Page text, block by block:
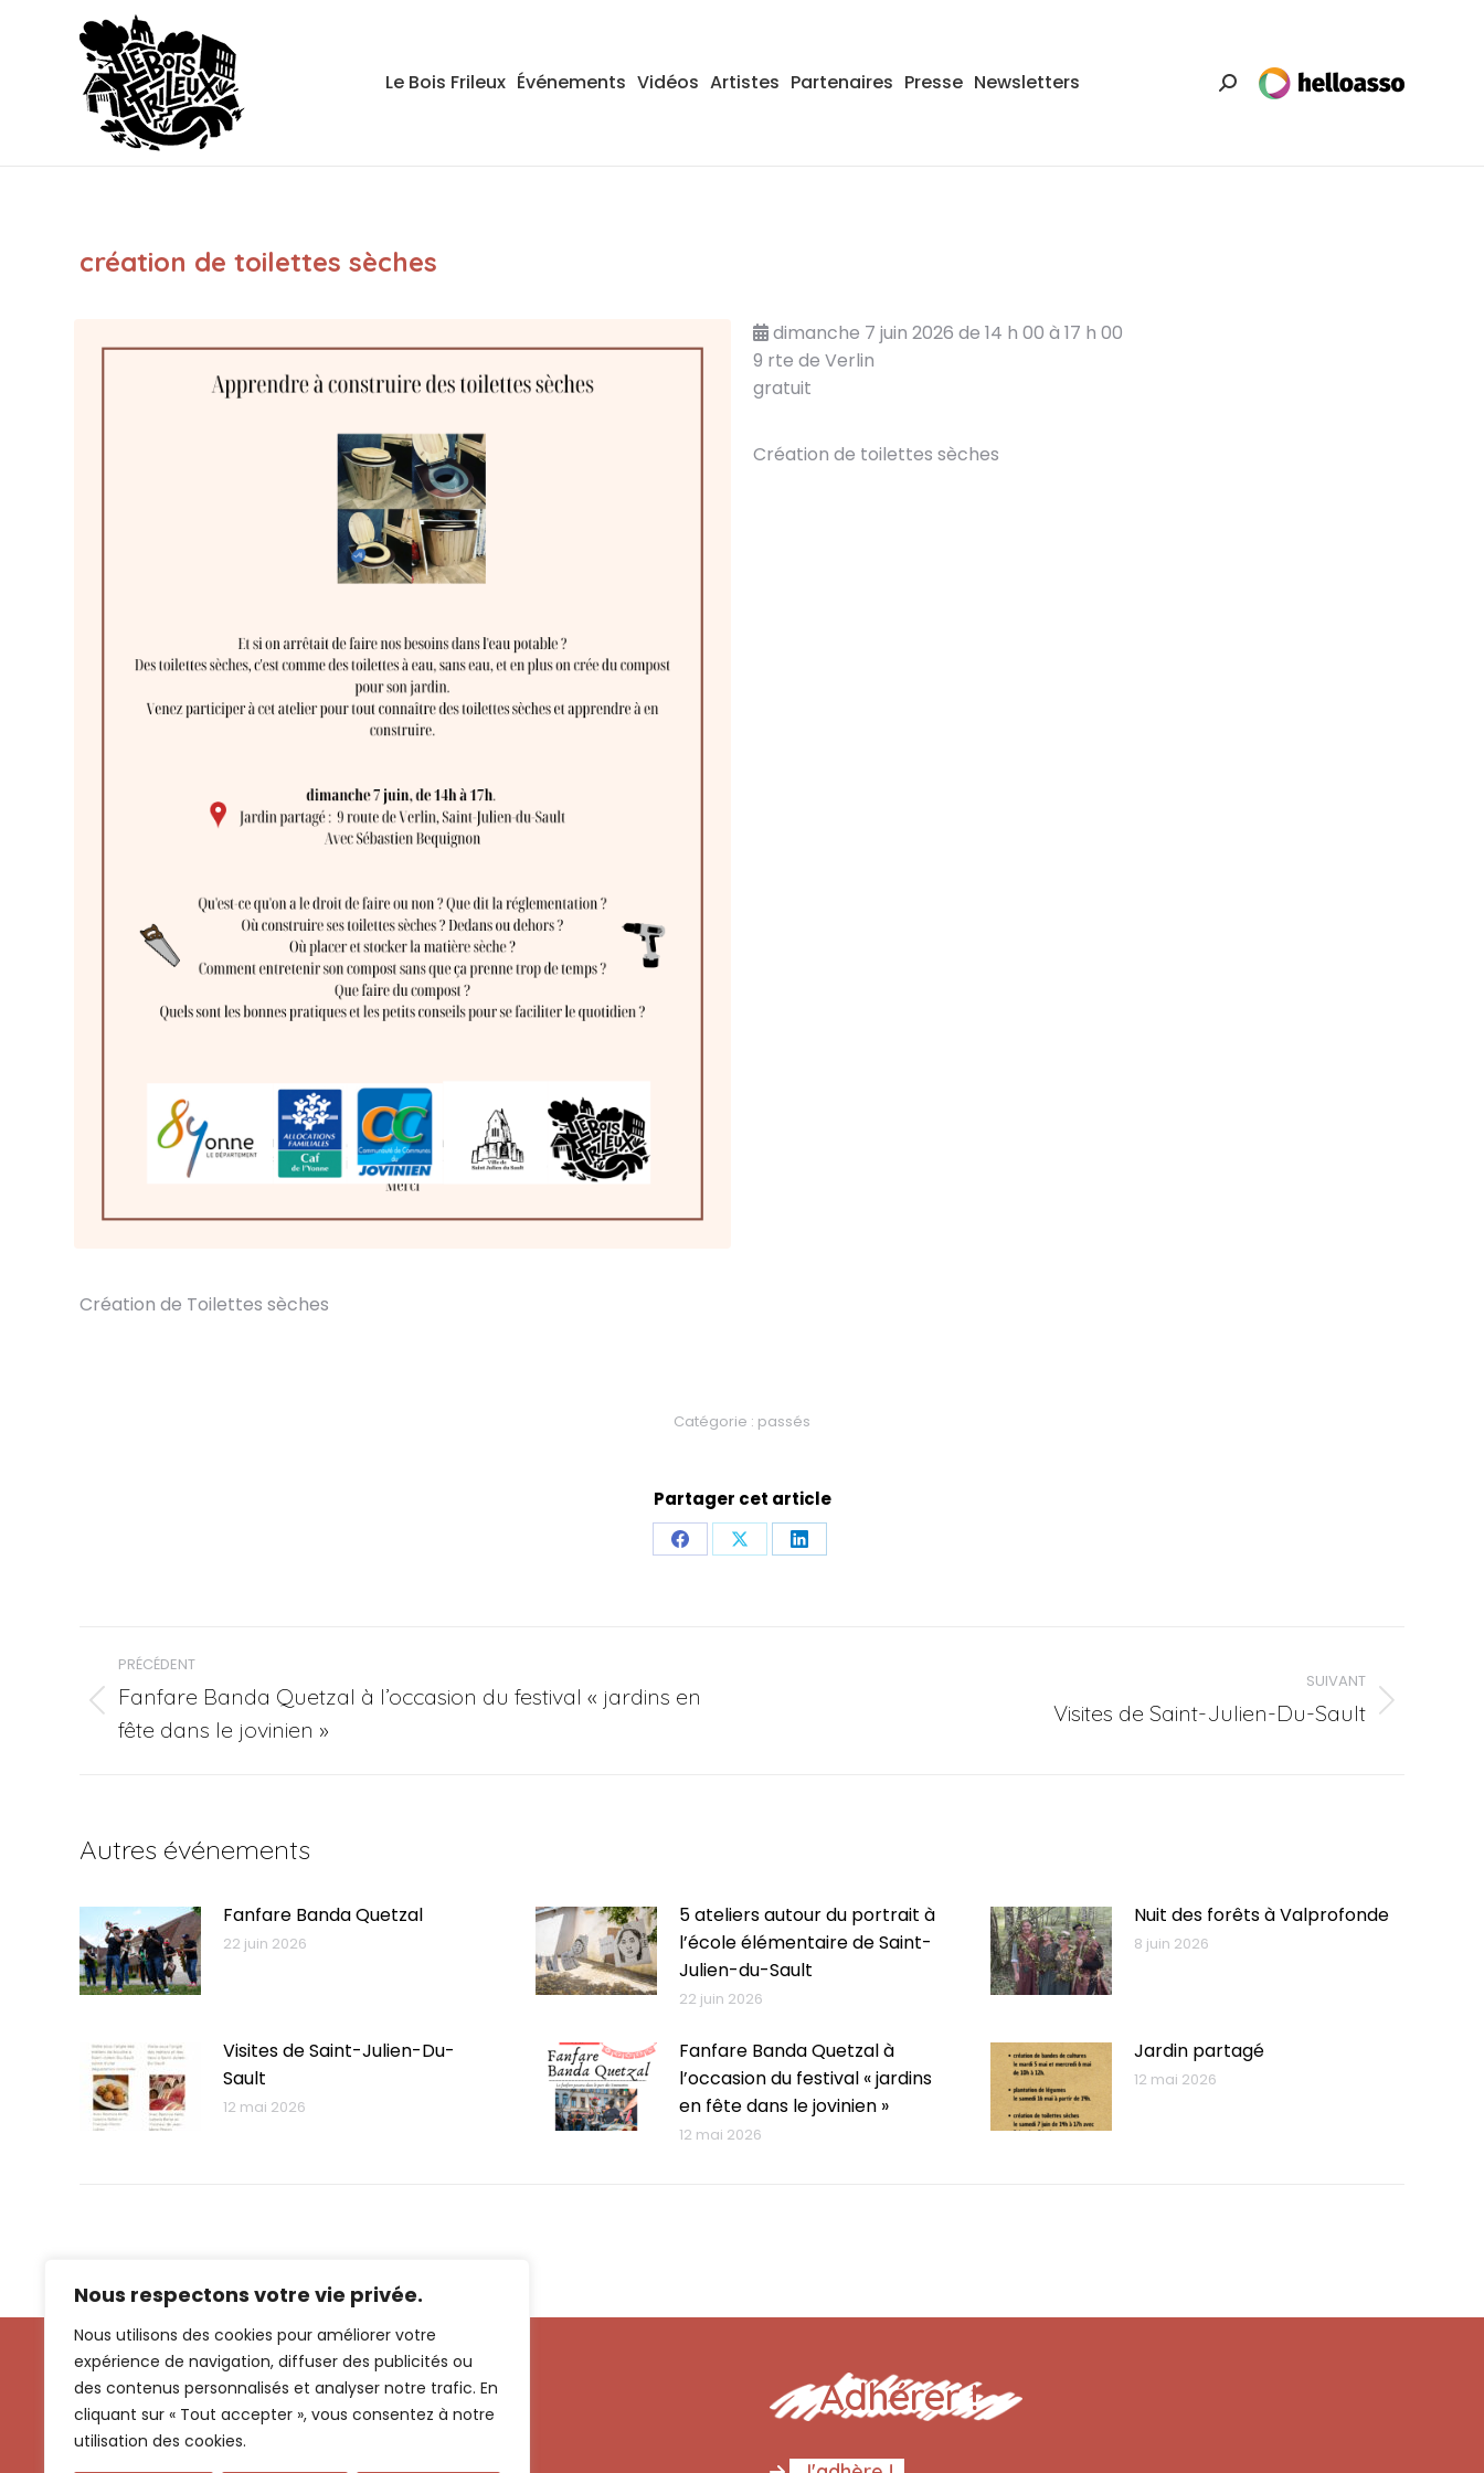
Nous respectons votre vie privée.
Nous utilisons des cookies pour améliorer votre
expérience de navigation, diffuser des publicités ou
des contenus personnalisés et analyser notre trafic. En
cliquant sur « Tout accepter », vous consentez à notre
utilisation des cookies.
Le Bois Frileux Événements Vidéos Artistes Partenaires Presse Newsletters
Recherche
création de toilettes sèches
dimanche 7 juin 2026 de 14 h 00 à 17 h 00
9 rte de Verlin
gratuit
Création de toilettes sèches
Création de Toilettes sèches
Catégorie : passés
Partager cet article
PartagerPartagerPartager
Navigation
article
PRÉCÉDENT
précédent
Fanfare Banda Quetzal à l’occasion du festival « jardins en
fête dans le jovinien »
SUIVANT
Visites de Saint-Julien-Du-Sault
Autres événements
Fanfare Banda Quetzal
22 juin 2026
5 ateliers autour du portrait à
l’école élémentaire de Saint-
Julien-du-Sault
22 juin 2026
Nuit des forêts à Valprofonde
8 juin 2026
Visites de Saint-Julien-Du-
Sault
12 mai 2026
Fanfare Banda Quetzal à
l’occasion du festival « jardins
en fête dans le jovinien »
12 mai 2026
Jardin partagé
12 mai 2026
Contact Adhérer !